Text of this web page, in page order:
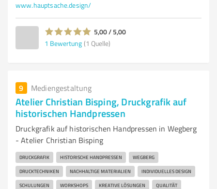
www.hauptsache.design/
5,00 / 5,00
1 Bewertung (1 Quelle)
9 Mediengestaltung
Atelier Christian Bisping, Druckgrafik auf
historischen Handpressen
Druckgrafik auf historischen Handpressen in Wegberg
- Atelier Christian Bisping
DRUCKGRAFIK HISTORISCHE HANDPRESSEN WEGBERG
DRUCKTECHNIKEN NACHHALTIGE MATERIALIEN INDIVIDUELLES DESIGN
SCHULUNGEN WORKSHOPS KREATIVE LÖSUNGEN QUALITÄT